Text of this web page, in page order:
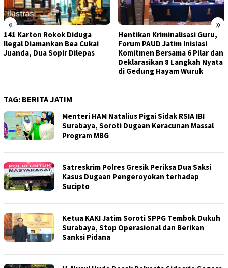
« »
141 Karton Rokok Diduga
Ilegal Diamankan Bea Cukai
Juanda, Dua Sopir Dilepas
Hentikan Kriminalisasi Guru,
Forum PAUD Jatim Inisiasi
Komitmen Bersama 6 Pilar dan
Deklarasikan 8 Langkah Nyata
di Gedung Hayam Wuruk
TAG: BERITA JATIM
Menteri HAM Natalius Pigai Sidak RSIA IBI
Surabaya, Soroti Dugaan Keracunan Massal
Program MBG
Satreskrim Polres Gresik Periksa Dua Saksi
Kasus Dugaan Pengeroyokan terhadap
Sucipto
Ketua KAKI Jatim Soroti SPPG Tembok Dukuh
Surabaya, Stop Operasional dan Berikan
Sanksi Pidana